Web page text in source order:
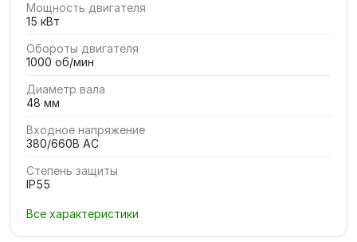
Мощность двигателя
15 кВт
Обороты двигателя
1000 об/мин
Диаметр вала
48 мм
Входное напряжение
380/660В AC
Степень защиты
IP55
Все характеристики